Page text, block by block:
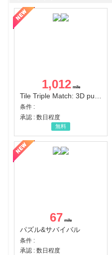
1,012
Tile Triple Match: 3D puzzle
条件 :
承認 : 数日程度
無料
67
パズル&サバイバル
条件 :
承認 : 数日程度